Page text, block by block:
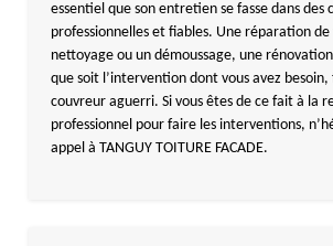
essentiel que son entretien se fasse dans des
professionnelles et fiables. Une réparation
nettoyage ou un démoussage, une
que soit l’intervention dont vous avez
couvreur aguerri. Si vous êtes de ce fait à la
professionnel pour faire les interventions,
appel à TANGUY TOITURE FACADE.